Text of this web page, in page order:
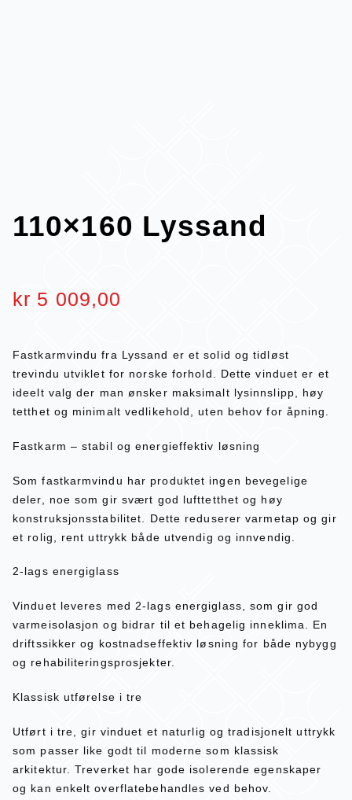
110×160 Lyssand
kr 5 009,00
Fastkarmvindu fra Lyssand er et solid og tidløst
trevindu utviklet for norske forhold. Dette vinduet er et
ideelt valg der man ønsker maksimalt lysinnslipp, høy
tetthet og minimalt vedlikehold, uten behov for åpning.
Fastkarm – stabil og energieffektiv løsning
Som fastkarmvindu har produktet ingen bevegelige
deler, noe som gir svært god lufttetthet og høy
konstruksjonsstabilitet. Dette reduserer varmetap og gir
et rolig, rent uttrykk både utvendig og innvendig.
2-lags energiglass
Vinduet leveres med 2-lags energiglass, som gir god
varmeisolasjon og bidrar til et behagelig inneklima. En
driftssikker og kostnadseffektiv løsning for både nybygg
og rehabiliteringsprosjekter.
Klassisk utførelse i tre
Utført i tre, gir vinduet et naturlig og tradisjonelt uttrykk
som passer like godt til moderne som klassisk
arkitektur. Treverket har gode isolerende egenskaper
og kan enkelt overflatebehandles ved behov.